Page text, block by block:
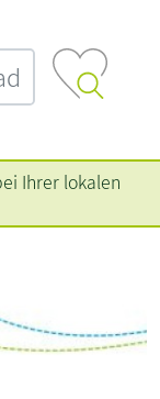
Ihrer lokalen